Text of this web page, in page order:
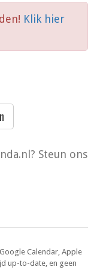
Klik hier
Steun ons
Calendar, Apple
up-to-date, en geen